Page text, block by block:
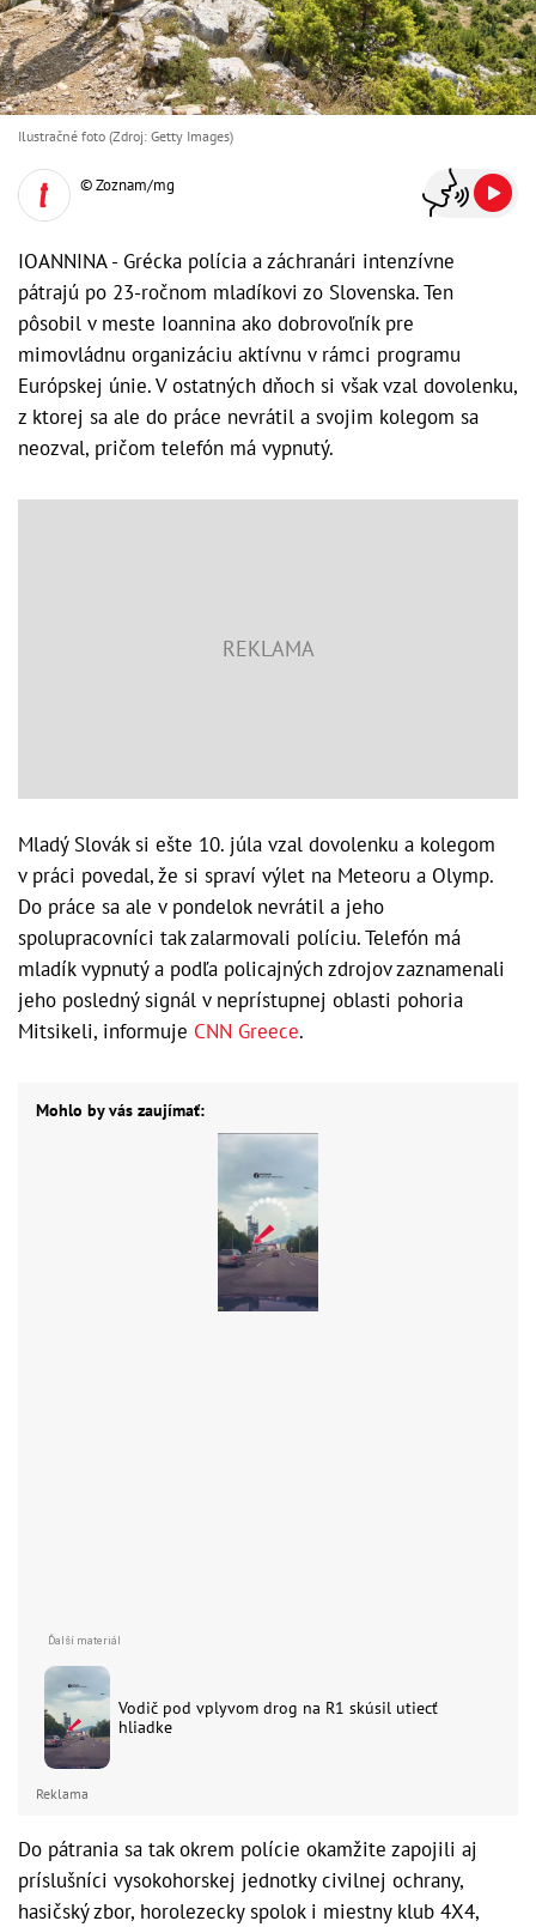
Ilustračné foto (Zdroj: Getty Images)
© Zoznam/mg
IOANNINA - Grécka polícia a záchranári intenzívne
pátrajú po 23-ročnom mladíkovi zo Slovenska. Ten
pôsobil v meste Ioannina ako dobrovoľník pre
mimovládnu organizáciu aktívnu v rámci programu
Európskej únie. V ostatných dňoch si však vzal dovolenku,
z ktorej sa ale do práce nevrátil a svojim kolegom sa
neozval, pričom telefón má vypnutý.
Mladý Slovák si ešte 10. júla vzal dovolenku a kolegom
v práci povedal, že si spraví výlet na Meteoru a Olymp.
Do práce sa ale v pondelok nevrátil a jeho
spolupracovníci tak zalarmovali políciu. Telefón má
mladík vypnutý a podľa policajných zdrojov zaznamenali
jeho posledný signál v neprístupnej oblasti pohoria
Mitsikeli, informuje CNN Greece.
Mohlo by vás zaujímať:
Vodič pod vplyvom drog na R1 skúsil utiecť
hliadke
Reklama
Do pátrania sa tak okrem polície okamžite zapojili aj
príslušníci vysokohorskej jednotky civilnej ochrany,
hasičský zbor, horolezecky spolok i miestny klub 4X4,